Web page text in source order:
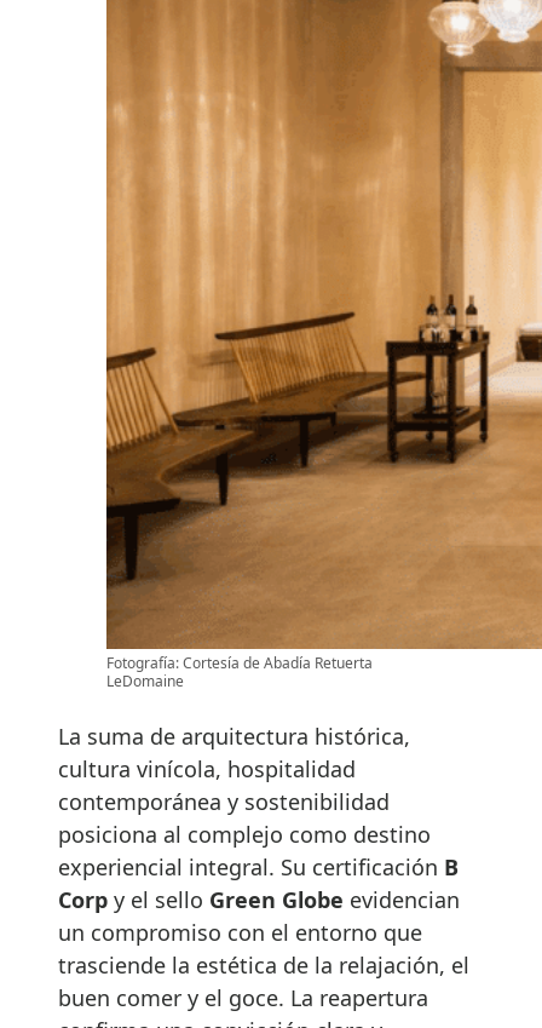
Fotografía: Cortesía de Abadía Retuerta
LeDomaine
La suma de arquitectura histórica,
cultura vinícola, hospitalidad
contemporánea y sostenibilidad
posiciona al complejo como destino
experiencial integral. Su certificación B
Corp y el sello Green Globe evidencian
un compromiso con el entorno que
trasciende la estética de la relajación, el
buen comer y el goce. La reapertura